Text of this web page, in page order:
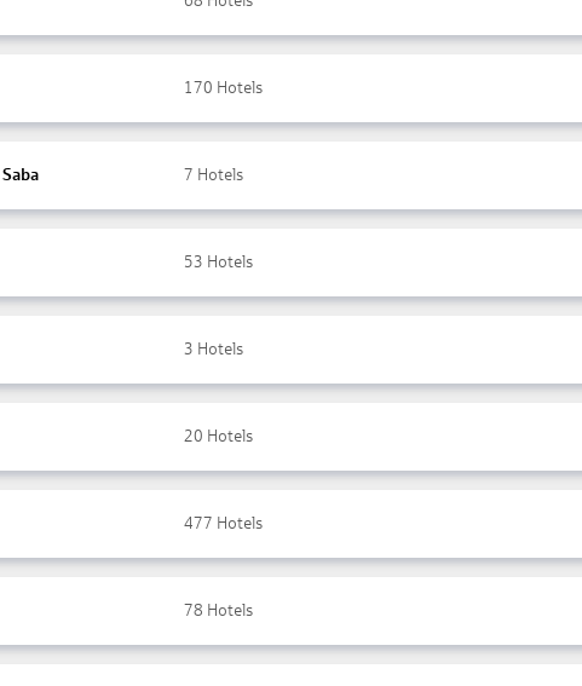
170 Hotels
7 Hotels
53 Hotels
3 Hotels
20 Hotels
477 Hotels
78 Hotels